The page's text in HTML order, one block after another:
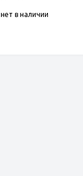
нет в наличии